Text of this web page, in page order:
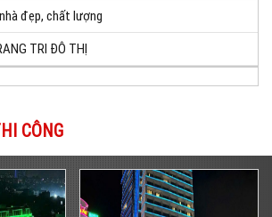
đẹp, chất lượng
TRI ĐÔ THỊ
CÔNG